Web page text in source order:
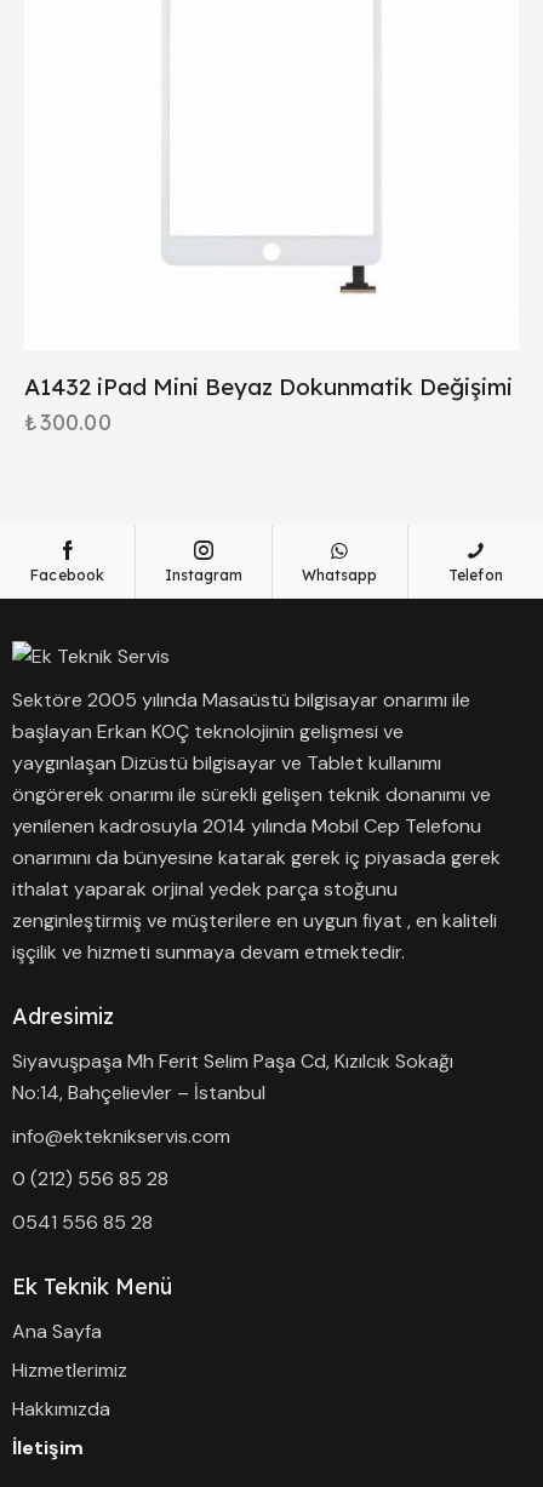
A1432 iPad Mini Beyaz Dokunmatik Değişimi
₺300.00
Facebook Instagram Whatsapp Telefon
Sektöre 2005 yılında Masaüstü bilgisayar onarımı ile
başlayan Erkan KOÇ teknolojinin gelişmesi ve
yaygınlaşan Dizüstü bilgisayar ve Tablet kullanımı
öngörerek onarımı ile sürekli gelişen teknik donanımı ve
yenilenen kadrosuyla 2014 yılında Mobil Cep Telefonu
onarımını da bünyesine katarak gerek iç piyasada gerek
ithalat yaparak orjinal yedek parça stoğunu
zenginleştirmiş ve müşterilere en uygun fiyat , en kaliteli
işçilik ve hizmeti sunmaya devam etmektedir.
Adresimiz
Siyavuşpaşa Mh Ferit Selim Paşa Cd, Kızılcık Sokağı
No:14, Bahçelievler – İstanbul
info@ekteknikservis.com
0 (212) 556 85 28
0541 556 85 28
Ek Teknik Menü
Ana Sayfa
Hizmetlerimiz
Hakkımızda
İletişim